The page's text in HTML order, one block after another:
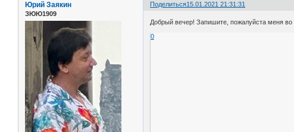
Поделиться15.01.2021 21:31:31
Юрий Заякин
ЗЮЮ1909
Добрый вечер! Запишите, пожалуйста меня во
0